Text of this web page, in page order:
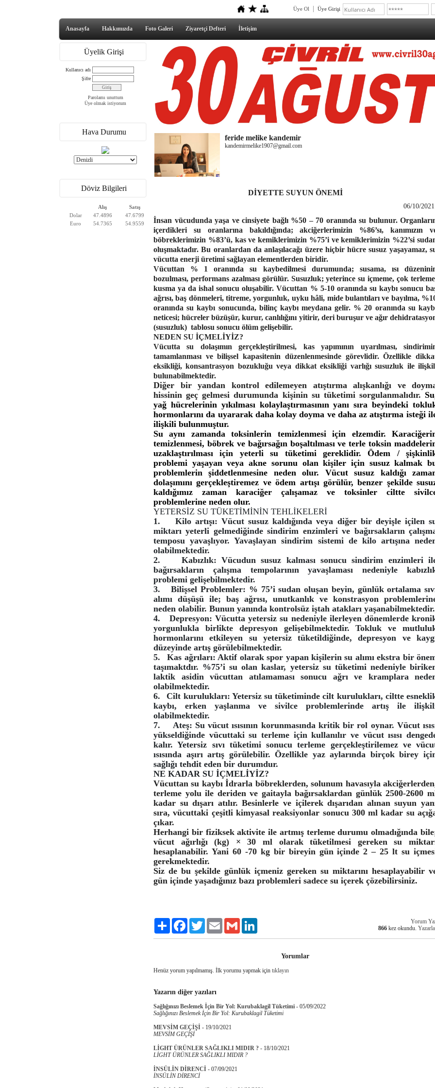
Üye Ol Üye Girişi
Anasayfa Hakkımızda Foto Galeri Ziyaretçi Defteri İletişim
Üyelik Girişi
Kullanıcı adı
Şifre
Parolamı unuttum
Üye olmak istiyorum
Hava Durumu
Döviz Bilgileri
Alış
Satış
Dolar
47.4896
47.6799
Euro
54.7365 54.9559
feride melike kandemir
kandemirmelike1907@gmail.com
DİYETTE SUYUN ÖNEMİ
06/10/2021
İnsan vücudunda yaşa ve cinsiyete bağlı %50 – 70 oranında su bulunur.
içerdikleri su oranlarına bakıldığında; akciğerlerimizin %86’sı, kanımızın
böbreklerimizin %83’ü, kas ve kemiklerimizin %75’i ve kemiklerimizin %22’si
oluşmaktadır. Bu oranlardan da anlaşılacağı üzere hiçbir hücre susuz yaşayamaz,
vücutta enerji üretimi sağlayan elementlerden biridir.
Vücuttan % 1 oranında su kaybedilmesi durumunda; susama, ısı
bozulması, performans azalması görülür. Susuzluk; yeterince su içmeme, çok
kusma ya da ishal sonucu oluşabilir. Vücuttan % 5-10 oranında su kaybı sonucu
ağrısı, baş dönmeleri, titreme, yorgunluk, uyku hâli, mide bulantıları ve bayılma,
oranında su kaybı sonucunda, bilinç kaybı meydana gelir. % 20 oranında su
neticesi; hücreler büzüşür, kurur, canlılığını yitirir, deri buruşur ve ağır
(susuzluk) tablosu sonucu ölüm gelişebilir.
NEDEN SU İÇMELİYİZ?
Vücutta su dolaşımın gerçekleştirilmesi, kas yapımının uyarılması,
tamamlanması ve bilişsel kapasitenin düzenlenmesinde görevlidir. Özellikle
eksikliği, konsantrasyon bozukluğu veya dikkat eksikliği varlığı susuzluk ile
bulunabilmektedir.
Diğer bir yandan kontrol edilemeyen atıştırma alışkanlığı ve
hissinin geç gelmesi durumunda kişinin su tüketimi sorgulanmalıdır.
yağ hücrelerinin yıkılması kolaylaştırmasının yanı sıra beyindeki
hormonlarını da uyararak daha kolay doyma ve daha az atıştırma isteği
ilişkili bulunmuştur.
Su aynı zamanda toksinlerin temizlenmesi için elzemdir.
temizlenmesi, böbrek ve bağırsağın boşaltılması ve terle toksin
uzaklaştırılması için yeterli su tüketimi gereklidir. Ödem /
problemi yaşayan veya akne sorunu olan kişiler için susuz kalmak
problemlerin şiddetlenmesine neden olur. Vücut susuz kaldığı
dolaşımını gerçekleştiremez ve ödem artışı görülür, benzer şekilde
kaldığımız zaman karaciğer çalışamaz ve toksinler ciltte
problemlerine neden olur.
YETERSİZ SU TÜKETİMİNİN TEHLİKELERİ
1.
Kilo artışı: Vücut susuz kaldığında veya diğer bir deyişle içilen
miktarı yeterli gelmediğinde sindirim enzimleri ve bağırsakların
temposu yavaşlıyor. Yavaşlayan sindirim sistemi de kilo artışına
olabilmektedir.
2.
Kabızlık: Vücudun susuz kalması sonucu sindirim enzimleri
bağırsakların çalışma tempolarının yavaşlaması nedeniyle
problemi gelişebilmektedir.
3.
Bilişsel Problemler: % 75’i sudan oluşan beyin, günlük ortalama
alımı düşüşü ile; baş ağrısı, unutkanlık ve konstrasyon
neden olabilir. Bunun yanında kontrolsüz iştah atakları yaşanabilmektedir.
4.
Depresyon: Vücutta yetersiz su nedeniyle ilerleyen dönemlerde
yorgunlukla birlikte depresyon gelişebilmektedir. Tokluk ve
hormonlarını etkileyen su yetersiz tüketildiğinde, depresyon ve
düzeyinde artış görülebilmektedir.
5.
Kas ağrıları: Aktif olarak spor yapan kişilerin su alımı ekstra bir
taşımaktdır. %75’i su olan kaslar, yetersiz su tüketimi nedeniyle
laktik asidin vücuttan atılamaması sonucu ağrı ve kramplara
olabilmektedir.
6.
Cilt kurulukları: Yetersiz su tüketiminde cilt kurulukları, ciltte
kaybı, erken yaşlanma ve sivilce problemlerinde artış ile
olabilmektedir.
7.
Ateş: Su vücut ısısının korunmasında kritik bir rol oynar. Vücut
yükseldiğinde vücuttaki su terleme için kullanılır ve vücut ısısı
kalır. Yetersiz sıvı tüketimi sonucu terleme gerçekleştirilemez ve
ısısında aşırı artış görülebilir. Özellikle yaz aylarında birçok birey
sağlığı tehdit eden bir durumdur.
NE KADAR SU İÇMELİYİZ?
Vücuttan su kaybı İdrarla böbreklerden, solunum havasıyla
terleme yolu ile deriden ve gaitayla bağırsaklardan günlük 2500-2600
kadar su dışarı atılır. Besinlerle ve içilerek dışarıdan alınan suyun
sıra, vücuttaki çeşitli kimyasal reaksiyonlar sonucu 300 ml kadar su
çıkar.
Herhangi bir fiziksek aktivite ile artmış terleme durumu olmadığında
vücut ağırlığı (kg) × 30 ml olarak tüketilmesi gereken su
hesaplanabilir. Yani 60 -70 kg bir bireyin gün içinde 2 – 25 lt su
gerekmektedir.
Siz de bu şekilde günlük içmeniz gereken su miktarını hesaplayabilir
gün içinde yaşadığınız bazı problemleri sadece su içerek çözebilirsiniz.
Paylaş FacebookTwitter Email Gmail
Yorum
866 kez okundu.
Yorumlar
Henüz yorum yapılmamış. İlk yorumu yapmak için tıklayın
Yazarın diğer yazıları
Sağlığınızı Beslemek İçin Bir Yol: Kurubaklagil Tüketimi - 05/09/2022
Sağlığınızı Beslemek İçin Bir Yol: Kurubaklagil Tüketimi
MEVSİM GEÇİŞİ - 19/10/2021
MEVSİM GEÇİŞİ
LİGHT ÜRÜNLER SAĞLIKLI MIDIR ? - 18/10/2021
LİGHT ÜRÜNLER SAĞLIKLI MIDIR ?
İNSÜLİN DİRENCİ - 07/09/2021
İNSÜLİN DİRENCİ